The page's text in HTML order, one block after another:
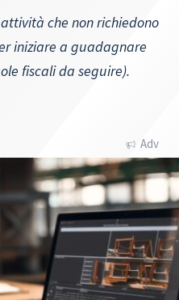
che non richiedono
iniziare a guadagnare
fiscali da seguire).
Adv